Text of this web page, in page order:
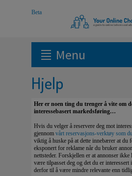
Menu
Hjelp
Her er noen ting du trenger å vite om
interessebasert markedsføring…
Hvis du velger å reservere deg mot
gjennom vårt reservasjons-verktøy som
viktig å huske på at dette innebærer at du
eksponert for reklame når du bruker
nettsteder. Forskjellen er at annonser
være tilpasset deg og det du er interessert
derfor til å være mindre relevante enn